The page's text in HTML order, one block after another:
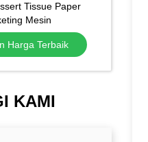
Tissue Paper
Mesin
Carton Packing
Harga Terbaik
KAMI